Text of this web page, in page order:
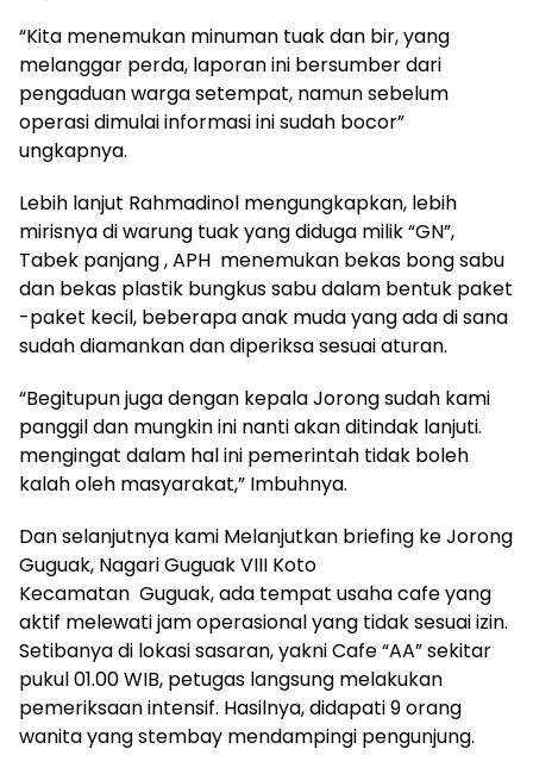
“Kita menemukan minuman tuak dan bir, yang
melanggar perda, laporan ini bersumber dari
pengaduan warga setempat, namun sebelum
operasi dimulai informasi ini sudah bocor”
ungkapnya.
Lebih lanjut Rahmadinol mengungkapkan, lebih
mirisnya di warung tuak yang diduga milik “GN”,
Tabek panjang , APH menemukan bekas bong sabu
dan bekas plastik bungkus sabu dalam bentuk paket
-paket kecil, beberapa anak muda yang ada di sana
sudah diamankan dan diperiksa sesuai aturan.
“Begitupun juga dengan kepala Jorong sudah kami
panggil dan mungkin ini nanti akan ditindak lanjuti.
mengingat dalam hal ini pemerintah tidak boleh
kalah oleh masyarakat,” Imbuhnya.
Dan selanjutnya kami Melanjutkan briefing ke Jorong
Guguak, Nagari Guguak VIII Koto
Kecamatan Guguak, ada tempat usaha cafe yang
aktif melewati jam operasional yang tidak sesuai izin.
Setibanya di lokasi sasaran, yakni Cafe “AA” sekitar
pukul 01.00 WIB, petugas langsung melakukan
pemeriksaan intensif. Hasilnya, didapati 9 orang
wanita yang stembay mendampingi pengunjung.